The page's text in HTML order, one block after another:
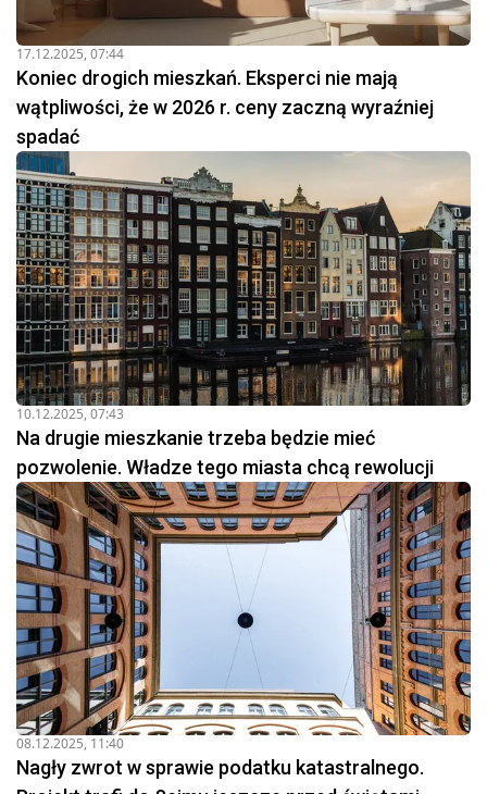
17.12.2025, 07:44
Koniec drogich mieszkań. Eksperci nie mają
wątpliwości, że w 2026 r. ceny zaczną wyraźniej
spadać
10.12.2025, 07:43
Na drugie mieszkanie trzeba będzie mieć
pozwolenie. Władze tego miasta chcą rewolucji
08.12.2025, 11:40
Nagły zwrot w sprawie podatku katastralnego.